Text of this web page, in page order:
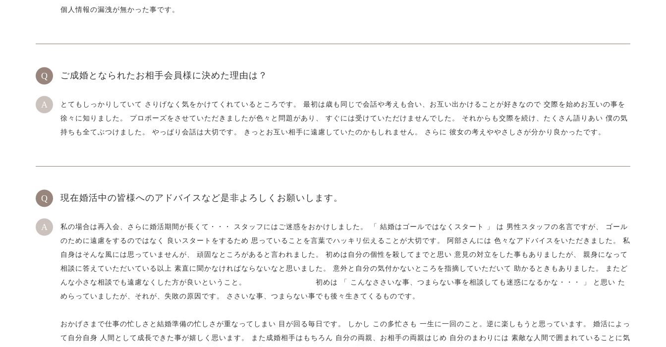
個人情報の漏洩が無かった事です。
ご成婚となられたお相手会員様に決めた理由は？
とてもしっかりしていて さりげなく気をかけてくれているところです。 最初は歳も同じで会話や考えも合い、お互い出かけることが好きなので 交際を始めお互いの事を
徐々に知りました。 プロポーズをさせていただきましたが色々と問題があり、 すぐには受けていただけませんでした。 それからも交際を続け、たくさん語りあい 僕の気
持ちも全てぶつけました。 やっぱり会話は大切です。 きっとお互い相手に遠慮していたのかもしれません。 さらに 彼女の考えややさしさが分かり良かったです。
現在婚活中の皆様へのアドバイスなど是非よろしくお願いします。
私の場合は再入会、さらに婚活期間が長くて・・・ スタッフにはご迷惑をおかけしました。 「 結婚はゴールではなくスタート 」 は 男性スタッフの名言ですが、 ゴール
のために遠慮をするのではなく 良いスタートをするため 思っていることを言葉でハッキリ伝えることが大切です。 阿部さんには 色々なアドバイスをいただきました。 私
自身はそんな風には思っていませんが、 頑固なところがあると言われました。 初めは自分の個性を殺してまでと思い 意見の対立をした事もありましたが、 親身になって
相談に答えていただいている以上 素直に聞かなければならないなと思いました。 意外と自分の気付かないところを指摘していただいて 助かるときもありました。 またど
んな小さな相談でも遠慮なくした方が良いということ。 初めは 「 こんなささいな事、つまらない事を相談しても迷惑になるかな・・・ 」 と思い た
めらっていましたが、それが、失敗の原因です。 ささいな事、つまらない事でも後々生きてくるものです。
おかげさまで仕事の忙しさと結婚準備の忙しさが重なってしまい 目が回る毎日です。 しかし この多忙さも 一生に一回のこと。逆に楽しもうと思っています。 婚活によっ
て自分自身 人間として成長できた事が嬉しく思います。 また成婚相手はもちろん 自分の両親、お相手の両親はじめ 自分のまわりには 素敵な人間で囲まれていることに気